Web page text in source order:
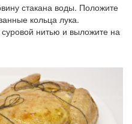
стакана воды. Положите
кольца лука.
нитью и выложите на